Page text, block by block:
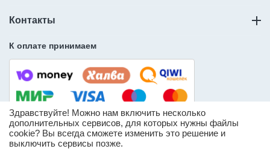
Контакты
К оплате принимаем
© ООО «Слорос» – продажа мебельной фурнитуры.
Здравствуйте! Можно нам включить несколько
дополнительных сервисов, для которых нужны файлы
cookie? Вы всегда сможете изменить это решение и
выключить сервисы позже.